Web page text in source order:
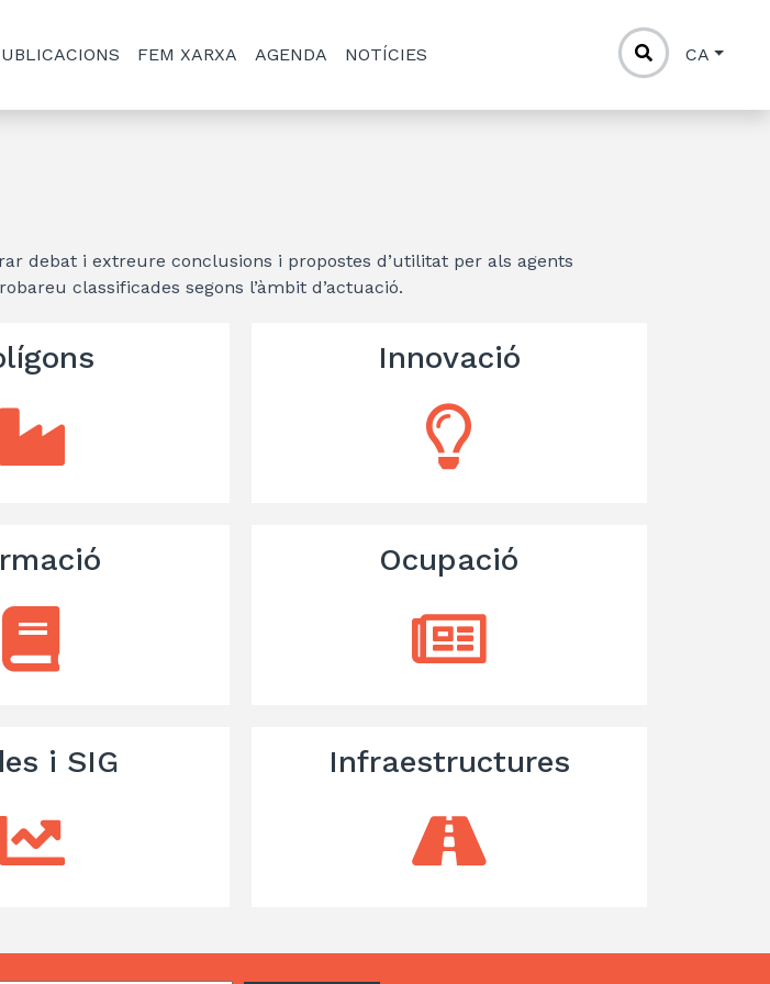
FEM XARXA AGENDA NOTÍCIES CA
debat i extreure conclusions i propostes d’utilitat per als agents
classificades segons l’àmbit d’actuació.
Innovació
Ocupació
i SIG Infraestructures